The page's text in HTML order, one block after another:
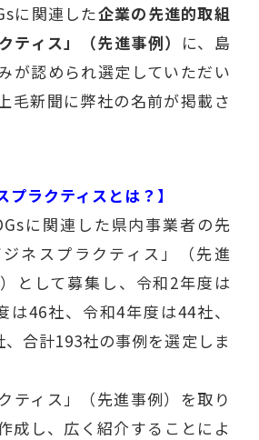
に関連した企業の先進的取組
ティス」（先進事例） に、島
が認められ選定していただい
毛新聞に弊社の名前が掲載さ
プラクティスとは？】
に関連した県内事業者の先
ネスプラクティス」（先進
として募集し、令和2年度は
は46社、令和4年度は44社、
合計193社の事例を選定しま
ティス」（先進事例）を取り
成し、広く紹介することによ